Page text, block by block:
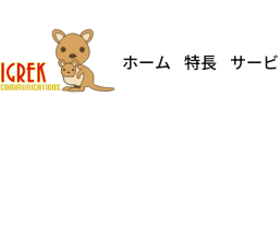
ホーム 特長 サー